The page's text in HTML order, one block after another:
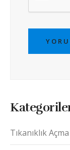
Tıkanıklık Açma